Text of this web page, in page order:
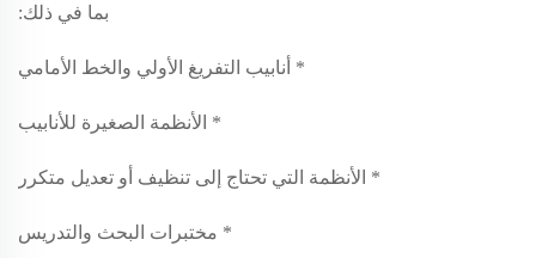
بما في ذلك:
* أنابيب التفريغ الأولي والخط الأمامي
* الأنظمة الصغيرة للأنابيب
* الأنظمة التي تحتاج إلى تنظيف أو تعديل متكرر
* مختبرات البحث والتدريس